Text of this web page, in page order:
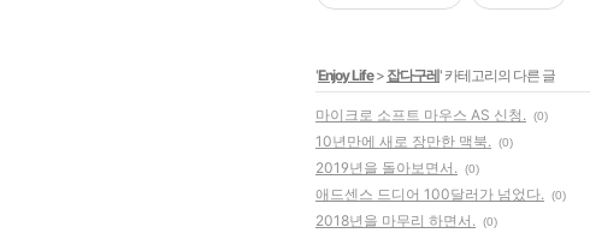
'Enjoy Life> 잡다구레' 카테고리의 다른 글
마이크로 소프트 마우스 AS 신청. (0)
10년만에 새로 장만한 맥북. (0)
2019년을 돌아보면서. (0)
애드센스 드디어 100달러가 넘었다. (0)
2018년을 마무리 하면서. (0)